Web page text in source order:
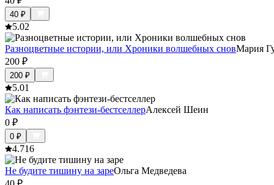
40 ₽
5.02
Разноцветные истории, или Хроники волшебных сновМария
200 ₽
200 ₽
5.01
Как написать фэнтези-бестселлерАлексей Шеин
0 ₽
0 ₽
4.716
Не будите тишину на зареОльга Медведева